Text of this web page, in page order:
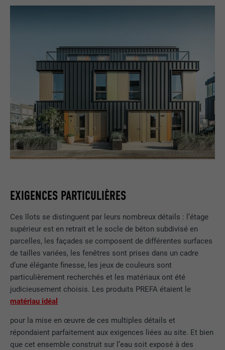
EXIGENCES PARTICULIÈRES
Ces îlots se distinguent par leurs nombreux détails : l’étage
supérieur est en retrait et le socle de béton subdivisé en
parcelles, les façades se composent de différentes surfaces
de tailles variées, les fenêtres sont prises dans un cadre
d’une élégante finesse, les jeux de couleurs sont
particulièrement recherchés et les matériaux ont été
judicieusement choisis. Les produits PREFA étaient le
matériau idéal
pour la mise en œuvre de ces multiples détails et
répondaient parfaitement aux exigences liées au site. Et bien
que cet ensemble construit sur l’eau soit exposé à des